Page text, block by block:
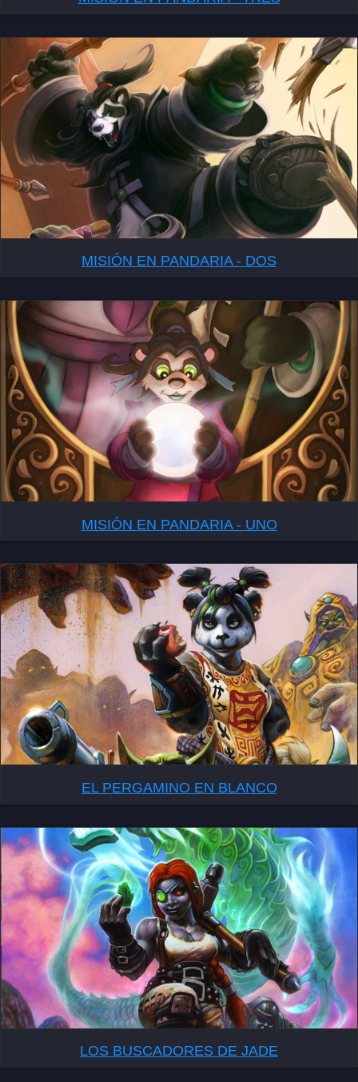
MISIÓN EN PANDARIA - DOS
MISIÓN EN PANDARIA - UNO
EL PERGAMINO EN BLANCO
LOS BUSCADORES DE JADE